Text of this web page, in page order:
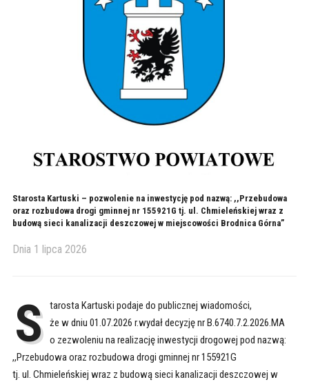
Starosta Kartuski – pozwolenie na inwestycję pod nazwą: ,,Przebudowa
oraz rozbudowa drogi gminnej nr 155921G tj. ul. Chmieleńskiej wraz z
budową sieci kanalizacji deszczowej w miejscowości Brodnica Górna”
Dnia 1 lipca 2026
S tarosta Kartuski podaje do publicznej wiadomości,
że w dniu 01.07.2026 r.wydał decyzję nr B.6740.7.2.2026.MA
o zezwoleniu na realizację inwestycji drogowej pod nazwą:
,,Przebudowa oraz rozbudowa drogi gminnej nr 155921G
tj. ul. Chmieleńskiej wraz z budową sieci kanalizacji deszczowej w